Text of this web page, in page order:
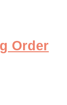
Order